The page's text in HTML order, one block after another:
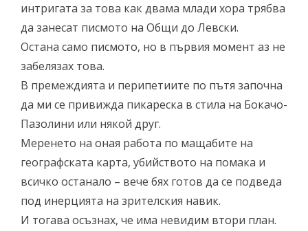
интригата за това как двама млади хора трябва
да занесат писмото на Общи до Левски.
Остана само писмото, но в първия момент аз не
забелязах това.
В премеждията и перипетиите по пътя започна
да ми се привижда пикареска в стила на Бокачо-
Пазолини или някой друг.
Меренето на оная работа по мащабите на
географската карта, убийството на помака и
всичко останало – вече бях готов да се подведа
под инерцията на зрителския навик.
И тогава осъзнах, че има невидим втори план.